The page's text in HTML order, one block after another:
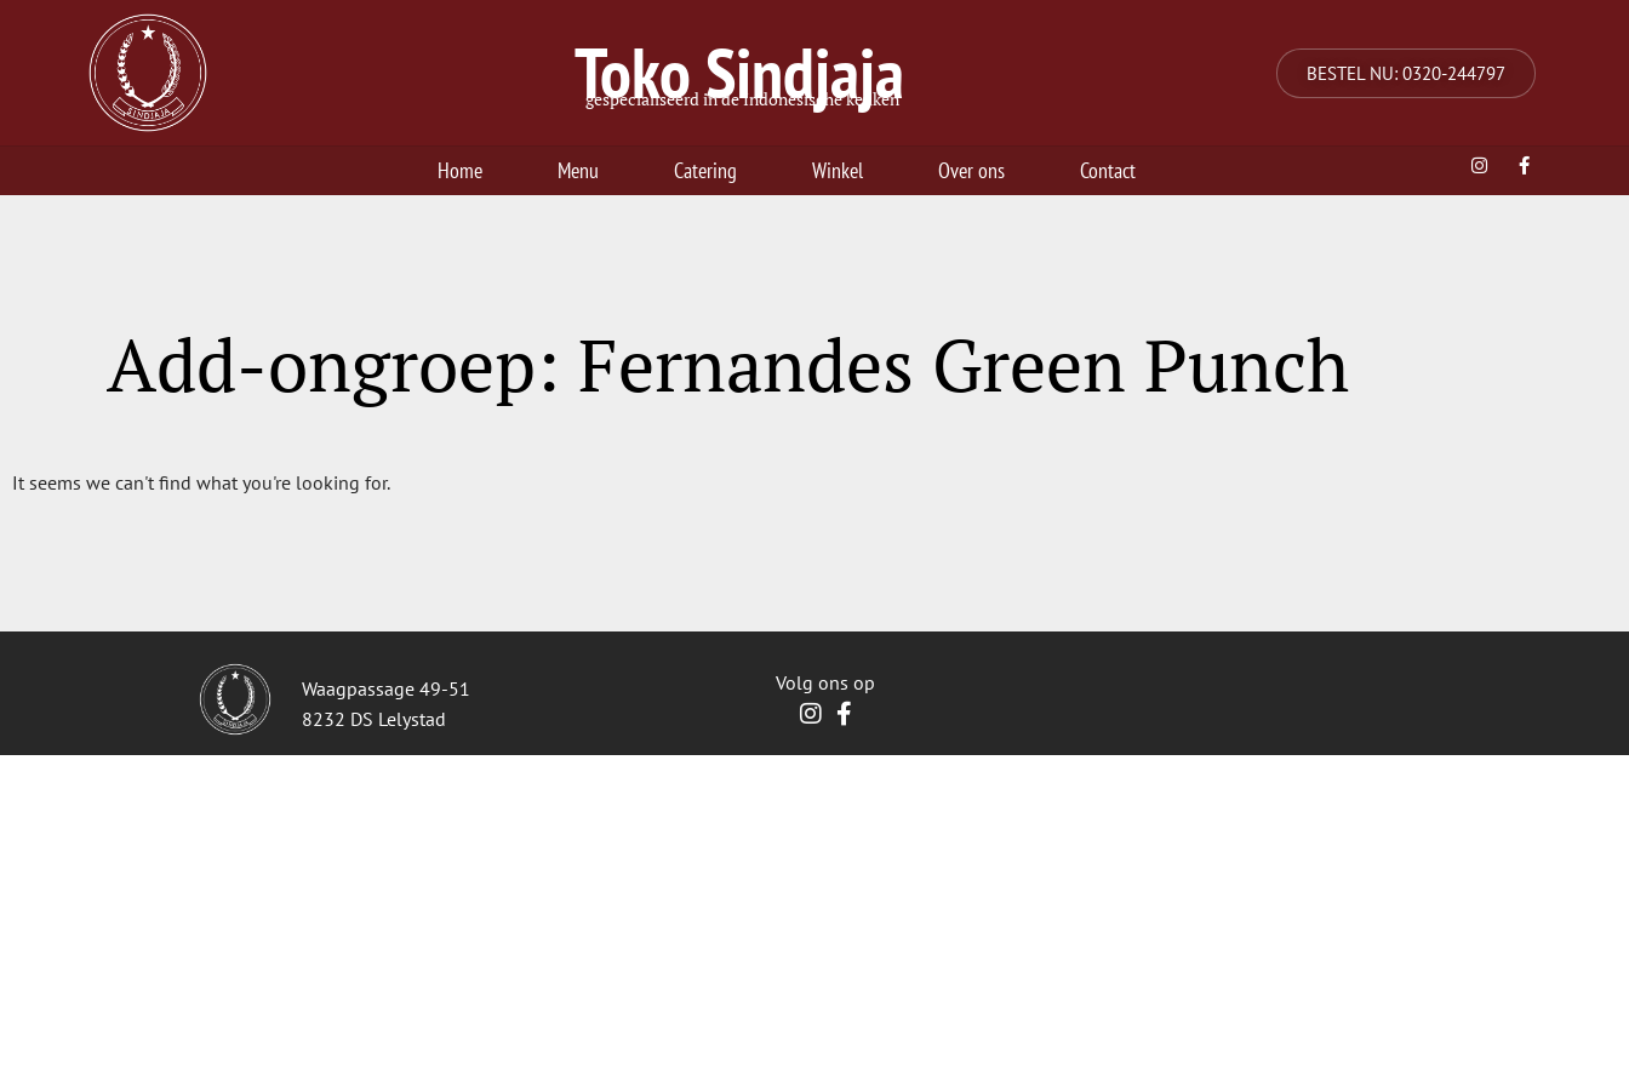
Toko Sindjaja
gespecialiseerd in de Indonesische keuken
BESTEL NU: 0320-244797
Home Menu Catering Winkel Over ons Contact
Add-ongroep: Fernandes Green Punch
It seems we can't find what you're looking for.
Waagpassage 49-51
8232 DS Lelystad
Volg ons op